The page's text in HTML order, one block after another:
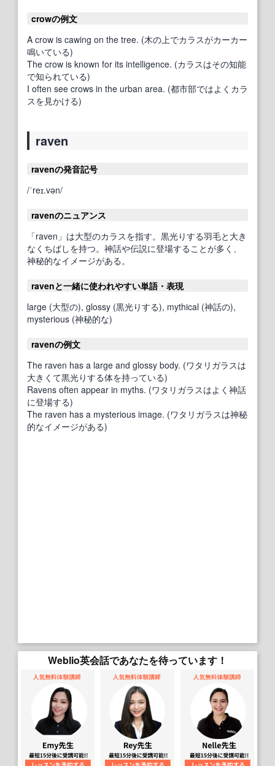
crowの例文
A crow is cawing on the tree. (木の上でカラスがカーカー
鳴いている)
The crow is known for its intelligence. (カラスはその知能
で知られている)
I often see crows in the urban area. (都市部ではよくカラ
スを見かける)
raven
ravenの発音記号
/ˈreɪ.vən/
ravenのニュアンス
「raven」は大型のカラスを指す。黒光りする羽毛と大き
なくちばしを持つ。神話や伝説に登場することが多く、
神秘的なイメージがある。
ravenと一緒に使われやすい単語・表現
large (大型の), glossy (黒光りする), mythical (神話の),
mysterious (神秘的な)
ravenの例文
The raven has a large and glossy body. (ワタリガラスは
大きくて黒光りする体を持っている)
Ravens often appear in myths. (ワタリガラスはよく神話
に登場する)
The raven has a mysterious image. (ワタリガラスは神秘
的なイメージがある)
Weblio英会話であなたを待っています！